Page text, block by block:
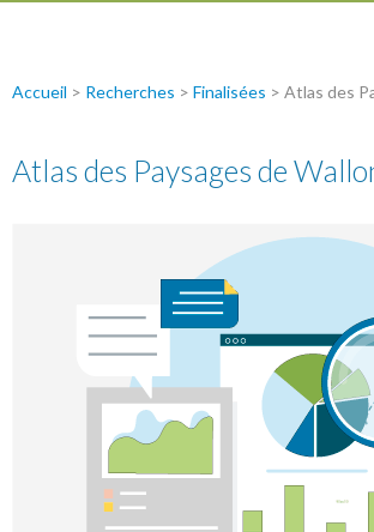
Accueil > Recherches > Finalisées > Atlas des
Atlas des Paysages de